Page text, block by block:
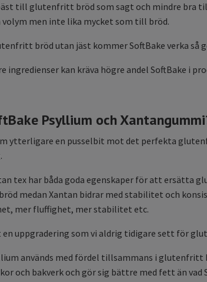
till glutenfritt bröd som sagt och mindre bra
men inte lika mycket som till bröd.
bröd utan jäst kommer SoftBake verka så
ingredienser kan kräva högre andel SoftBake i
Psyllium och
ytterligare en pusselbit mot det perfekta
tex har båda goda egenskaper för att ersätta
medan Xantan bidrar med stabilitet och
mer fluffighet, mer stabilitet etc.
uppgradering som vi aldrig tidigare sett för
används med fördel tillsammans i
och bakverk och gör sig bättre med fett än